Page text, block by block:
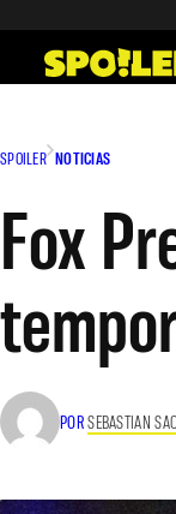
contenido
SPOILER NOTICIAS
Fox
PORSEBASTIAN